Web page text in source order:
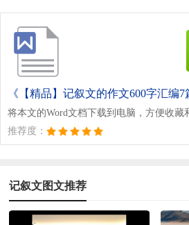
《【精品】记叙文的作文600字汇编7
将本文的Word文档下载到电脑，方便收藏
推荐度：
记叙文图文推荐